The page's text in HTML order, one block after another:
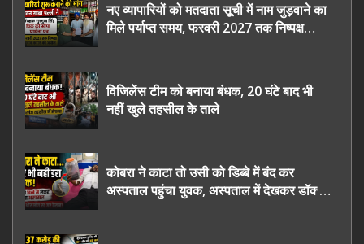
नए व्यापारियों को मतदाता सूची में नाम जुड़वाने का
मिले पर्याप्त समय, फरवरी 2027 तक निष्पक्ष
विजिलेंस टीम को बनाया बंधक, 20 घंटे बाद भी
नहीं खुले तहसील के ताले
कोबरा ने काटा तो उसी को डिब्बे में बंद कर
अस्पताल पहुंचा युवक, अस्पताल में देखकर डॉक्टर